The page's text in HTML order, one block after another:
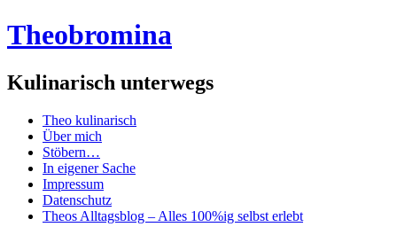
Theobromina
Kulinarisch unterwegs
Menü
Zum
Inhalt
springen
Theo kulinarisch
Über mich
Stöbern…
In eigener Sache
Impressum
Datenschutz
Theos Alltagsblog – Alles 100%ig selbst erlebt